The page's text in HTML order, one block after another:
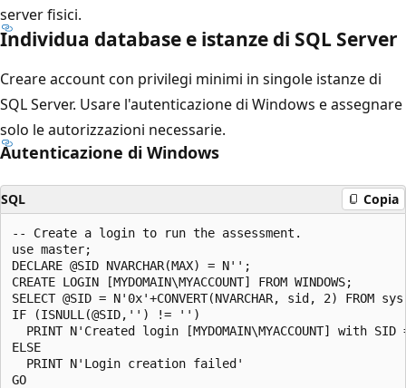
server fisici.
Individua database e istanze di SQL Server
Creare account con privilegi minimi in singole istanze di
SQL Server. Usare l'autenticazione di Windows e assegnare
solo le autorizzazioni necessarie.
Autenticazione di Windows
SQL Copia
-- Create a login to run the assessment.
use master;
DECLARE @SID NVARCHAR(MAX) = N'';
CREATE LOGIN [MYDOMAIN\MYACCOUNT] FROM WINDOWS;
SELECT @SID = N'0x'+CONVERT(NVARCHAR, sid, 2) FROM
IF (ISNULL(@SID,'') != '')
PRINT N'Created login [MYDOMAIN\MYACCOUNT] with SID
ELSE
  PRINT N'Login creation failed'
GO